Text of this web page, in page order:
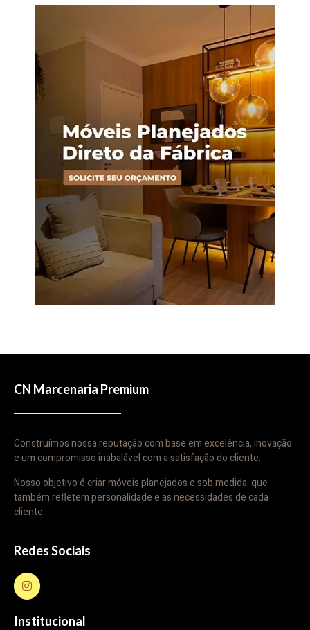
CN Marcenaria Premium
Construímos nossa reputação com base em excelência, inovação
e um compromisso inabalável com a satisfação do cliente.
Nosso objetivo é criar móveis planejados e sob medida que
também refletem personalidade e as necessidades de cada
cliente.
Redes Sociais
Institucional